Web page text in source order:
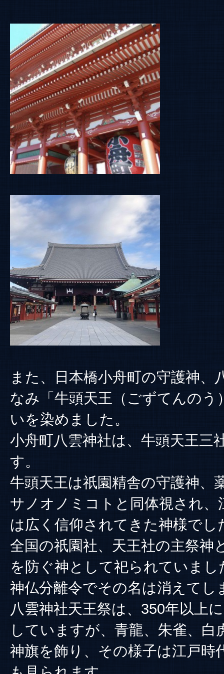
また、日本橋小舟町の守護神、
なみ「牛頭天王（ごずてんのう
いを染めました。
小舟町八雲神社は、牛頭天王三
す。
牛頭天王は祇園精舎の守護神、
サノオノミコトと同体視され、
は広く信仰されてきた神様でし
全国の祇園社、天王社の主祭神
を防ぐ神として祀られていまし
神仏分離令でその名は消えてし
八雲神社天王祭は、350年以上
していますが、青龍、朱雀、白
神旗を飾り、その様子は江戸時